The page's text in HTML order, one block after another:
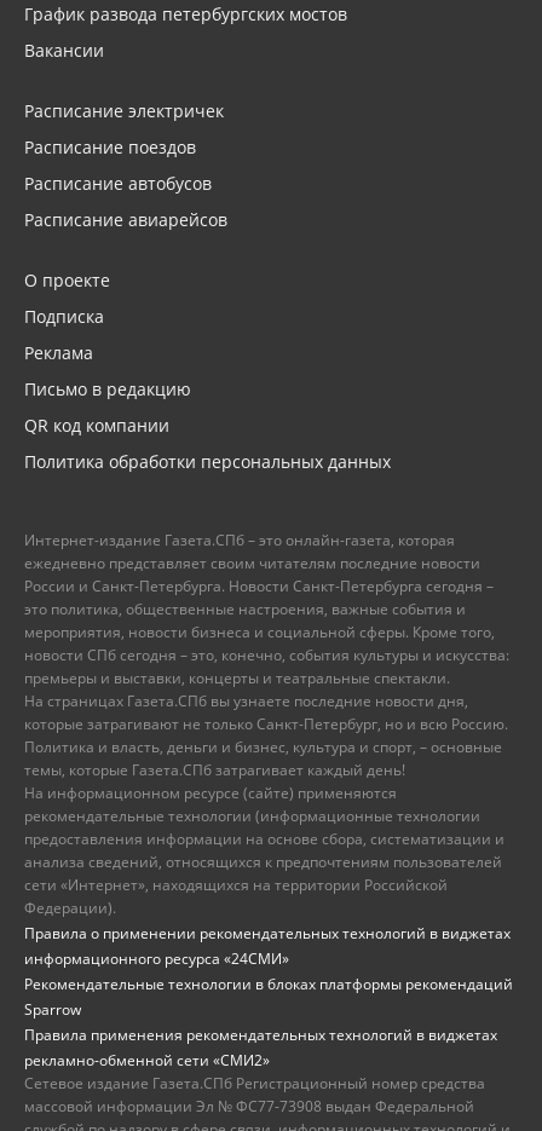
График развода петербургских мостов
Вакансии
Расписание электричек
Расписание поездов
Расписание автобусов
Расписание авиарейсов
О проекте
Подписка
Реклама
Письмо в редакцию
QR код компании
Политика обработки персональных данных
Интернет-издание Газета.СПб – это онлайн-газета, которая
ежедневно представляет своим читателям последние новости
России и Санкт-Петербурга. Новости Санкт-Петербурга сегодня –
это политика, общественные настроения, важные события и
мероприятия, новости бизнеса и социальной сферы. Кроме того,
новости СПб сегодня – это, конечно, события культуры и искусства:
премьеры и выставки, концерты и театральные спектакли.
На страницах Газета.СПб вы узнаете последние новости дня,
которые затрагивают не только Санкт-Петербург, но и всю Россию.
Политика и власть, деньги и бизнес, культура и спорт, – основные
темы, которые Газета.СПб затрагивает каждый день!
На информационном ресурсе (сайте) применяются
рекомендательные технологии (информационные технологии
предоставления информации на основе сбора, систематизации и
анализа сведений, относящихся к предпочтениям пользователей
сети «Интернет», находящихся на территории Российской
Федерации).
Правила о применении рекомендательных технологий в виджетах
информационного ресурса «24СМИ»
Рекомендательные технологии в блоках платформы рекомендаций
Sparrow
Правила применения рекомендательных технологий в виджетах
рекламно-обменной сети «СМИ2»
Сетевое издание Газета.СПб Регистрационный номер средства
массовой информации Эл № ФС77-73908 выдан Федеральной